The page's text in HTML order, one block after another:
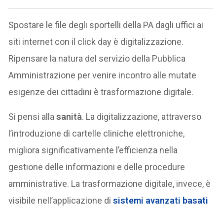
Spostare le file degli sportelli della PA dagli uffici ai
siti internet con il click day è digitalizzazione.
Ripensare la natura del servizio della Pubblica
Amministrazione per venire incontro alle mutate
esigenze dei cittadini è trasformazione digitale.
Si pensi allasanità. La digitalizzazione, attraverso
l’introduzione di cartelle cliniche elettroniche,
migliora significativamente l’efficienza nella
gestione delle informazioni e delle procedure
amministrative. La trasformazione digitale, invece, è
visibile nell’applicazione di sistemi avanzati basati